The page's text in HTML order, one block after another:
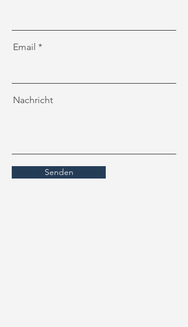
Email
Nachricht
Senden